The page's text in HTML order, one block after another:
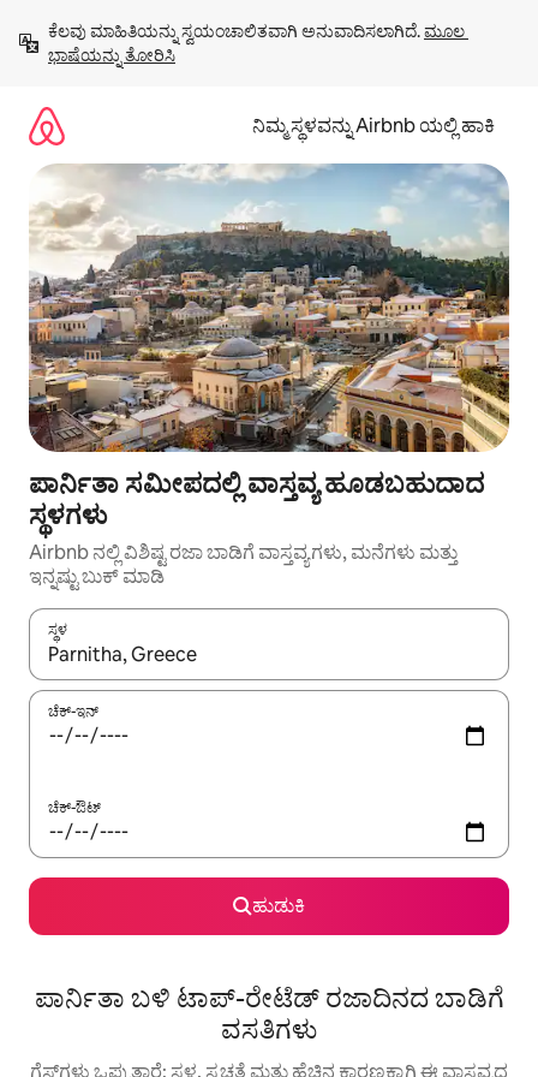
ಹೋಗಿ
ಕೆಲವು ಮಾಹಿತಿಯನ್ನು ಸ್ವಯಂಚಾಲಿತವಾಗಿ ಅನುವಾದಿಸಲಾಗಿದೆ. ಮೂಲ
ಭಾಷೆಯನ್ನು ತೋರಿಸಿ
ನಿಮ್ಮ ಸ್ಥಳವನ್ನು Airbnb ಯಲ್ಲಿ ಹಾಕಿ
ಪಾರ್ನಿತಾ ಸಮೀಪದಲ್ಲಿ ವಾಸ್ತವ್ಯ ಹೂಡಬಹುದಾದ
ಸ್ಥಳಗಳು
Airbnb ನಲ್ಲಿ ವಿಶಿಷ್ಟ ರಜಾ ಬಾಡಿಗೆ ವಾಸ್ತವ್ಯಗಳು, ಮನೆಗಳು ಮತ್ತು
ಇನ್ನಷ್ಟು ಬುಕ್ ಮಾಡಿ
ಸ್ಥಳ
ಫಲಿತಾಂಶಗಳು ಲಭ್ಯವಿರುವಾಗ, ಅಪ್ ಮತ್ತು ಡೌನ್ ಬಾಣದ ಕೀಲಿಗಳೊಂದಿಗೆ
ಚೆಕ್-ಇನ್
ಚೆಕ್-ಔಟ್
ಹುಡುಕಿ
ಪಾರ್ನಿತಾ ಬಳಿ ಟಾಪ್-ರೇಟೆಡ್ ರಜಾದಿನದ ಬಾಡಿಗೆ
ವಸತಿಗಳು
ಗೆಸ್ಟ್‌ಗಳು ಒಪ್ಪುತ್ತಾರೆ: ಸ್ಥಳ, ಸ್ವಚ್ಛತೆ ಮತ್ತು ಹೆಚ್ಚಿನ ಕಾರಣಕ್ಕಾಗಿ ಈ ವಾಸ್ತವ್ಯದ